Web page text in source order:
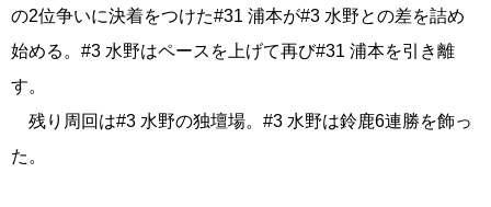
の2位争いに決着をつけた#31 浦本が#3 水野との差を詰め
始める。#3 水野はペースを上げて再び#31 浦本を引き離
す。
残り周回は#3 水野の独壇場。#3 水野は鈴鹿6連勝を飾っ
た。